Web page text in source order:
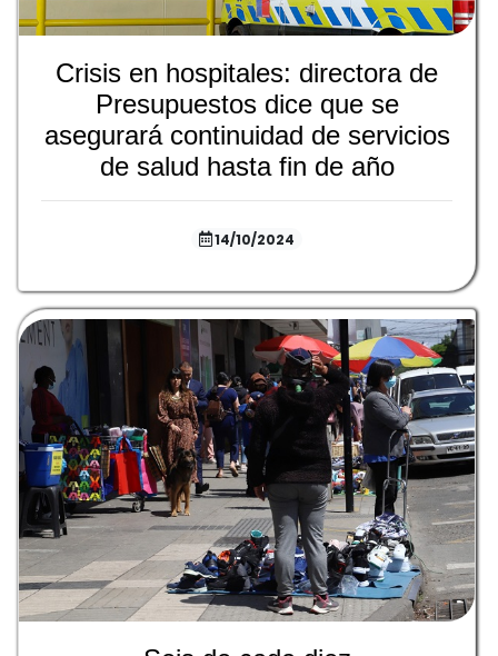
Crisis en hospitales: directora de
Presupuestos dice que se
asegurará continuidad de servicios
de salud hasta fin de año
14/10/2024